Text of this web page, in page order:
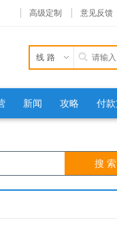
高级定制 意见反馈
线路
新闻 攻略 付